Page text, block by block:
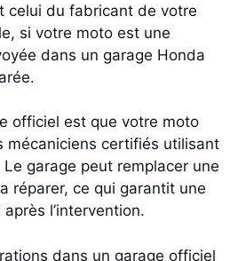
celui du fabricant de votre
si votre moto est une
dans un garage Honda
officiel est que votre moto
mécaniciens certifiés utilisant
Le garage peut remplacer une
réparer, ce qui garantit une
l’intervention.
dans un garage officiel